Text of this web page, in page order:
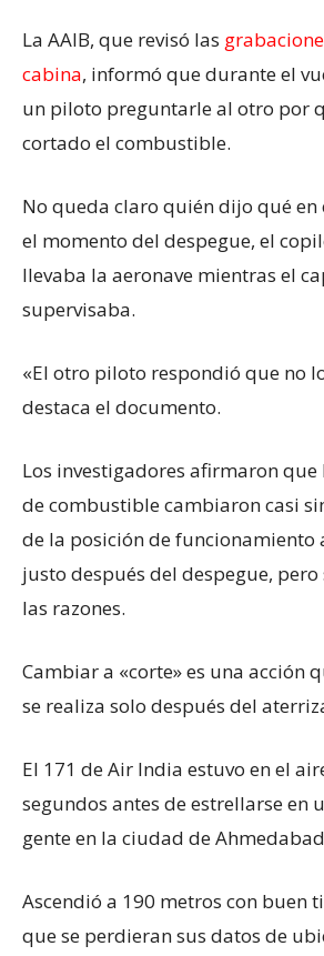
La AAIB, que revisó las
cabina, informó que durante el
un piloto preguntarle al otro por
cortado el combustible.
No queda claro quién dijo qué en
el momento del despegue, el
llevaba la aeronave mientras el
supervisaba.
«El otro piloto respondió que no
destaca el documento.
Los investigadores afirmaron
de combustible cambiaron casi
de la posición de funcionamiento
justo después del despegue, pero
las razones.
Cambiar a «corte» es una acción
se realiza solo después del
El 171 de Air India estuvo en el
segundos antes de estrellarse en
gente en la ciudad de
Ascendió a 190 metros con buen
que se perdieran sus datos de